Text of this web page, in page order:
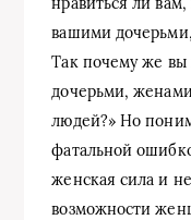
вашими
Так почему же вы
дочерьми,
людей?» Но
фатальной
женская сила и
возможности